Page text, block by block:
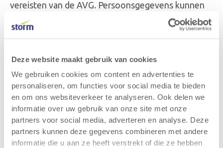
Deze website maakt gebruik van cookies
We gebruiken cookies om content en advertenties te
personaliseren, om functies voor social media te bieden
en om ons websiteverkeer te analyseren. Ook delen we
informatie over uw gebruik van onze site met onze
partners voor social media, adverteren en analyse. Deze
partners kunnen deze gegevens combineren met andere
informatie die u aan ze heeft verstrekt of die ze hebben
vereisten van de AVG. Persoonsgegevens kunnen
eveneens worden gedeeld met andere entiteiten
binnen de Storm groep of met bevoegde
is. Storm verkoopt geen persoonsgegevens en
stelt deze niet ter beschikking van derden voor hun
eigen doeleinden. Indien persoonsgegevens
worden doorgegeven aan landen buiten de
Europese Economische Ruimte, waarborgt Storm
dat deze doorgiften plaatsvinden in
overeenstemming met de AVG en dat passende